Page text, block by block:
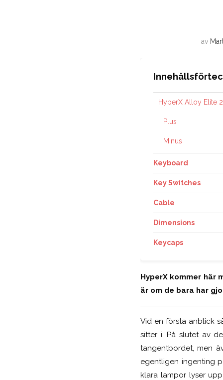
av
HyperX Alloy Elite 2
Plus
Minus
Keyboard
Key Switches
Cable
Dimensions
Keycaps
HyperX kommer här
är om de bara har
Vid en första anblick
sitter i. På slutet av
tangentbordet, men
egentligen ingenting
klara lampor lyser